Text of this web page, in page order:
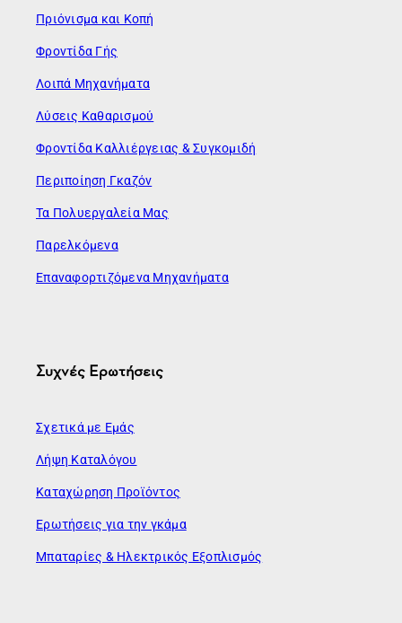
Πριόνισμα και Κοπή
Φροντίδα Γής
Λοιπά Μηχανήματα
Λύσεις Καθαρισμού
Φροντίδα Καλλιέργειας & Συγκομιδή
Περιποίηση Γκαζόν
Τα Πολυεργαλεία Μας
Παρελκόμενα
Επαναφορτιζόμενα Μηχανήματα
Συχνές Ερωτήσεις
Σχετικά με Εμάς
Λήψη Καταλόγου
Καταχώρηση Προϊόντος
Ερωτήσεις για την γκάμα
Μπαταρίες & Ηλεκτρικός Εξοπλισμός